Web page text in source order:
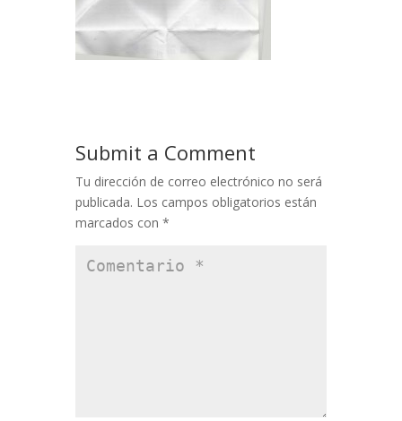
Submit a Comment
Tu dirección de correo electrónico no será
publicada. Los campos obligatorios están
marcados con *